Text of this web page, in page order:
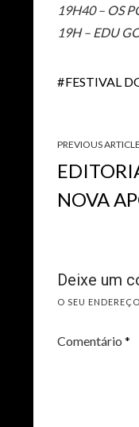
19H40 – OS
19H – EDU
FESTIVAL
PREVIOUS ARTICLE
NOVA
Deixe um
O SEU
Comentário *